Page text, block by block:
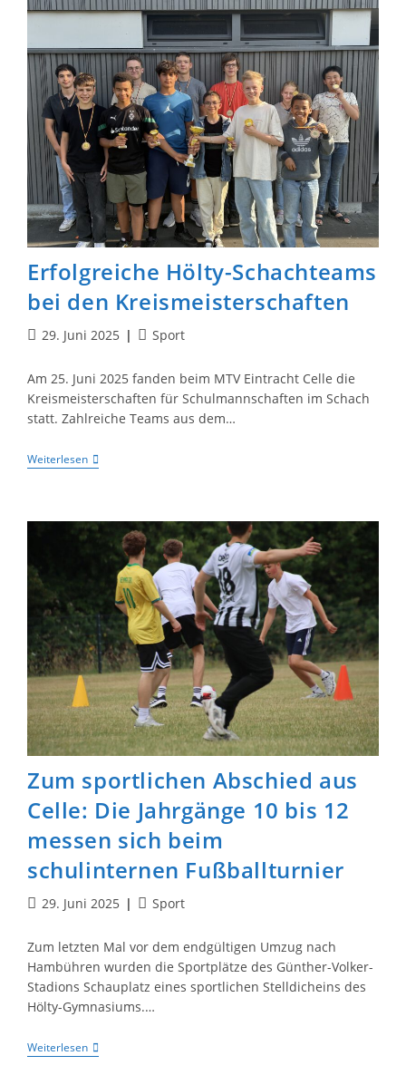
Erfolgreiche Hölty-Schachteams
bei den Kreismeisterschaften
Beitrag
29. Juni 2025
Beitrags-
Sport
Am 25. Juni 2025 fanden beim MTV Eintracht Celle die
Kreismeisterschaften für Schulmannschaften im Schach
statt. Zahlreiche Teams aus dem…
WeiterlesenErfolgreiche
Hölty-
Kreismeisterschaften
Zum sportlichen Abschied aus
Celle: Die Jahrgänge 10 bis 12
messen sich beim
schulinternen Fußballturnier
Beitrag
29. Juni 2025
Beitrags-
Sport
Zum letzten Mal vor dem endgültigen Umzug nach
Hambühren wurden die Sportplätze des Günther-Volker-
Stadions Schauplatz eines sportlichen Stelldicheins des
Hölty-Gymnasiums.…
WeiterlesenZum
Sportlichen